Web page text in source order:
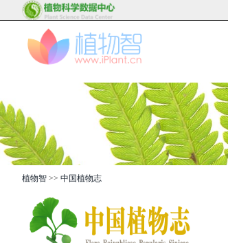
植物智 >> 中国植物志